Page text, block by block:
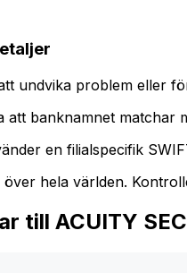
undvika problem eller
att banknamnet matchar
en filialspecifik
hela världen.
till ACUITY